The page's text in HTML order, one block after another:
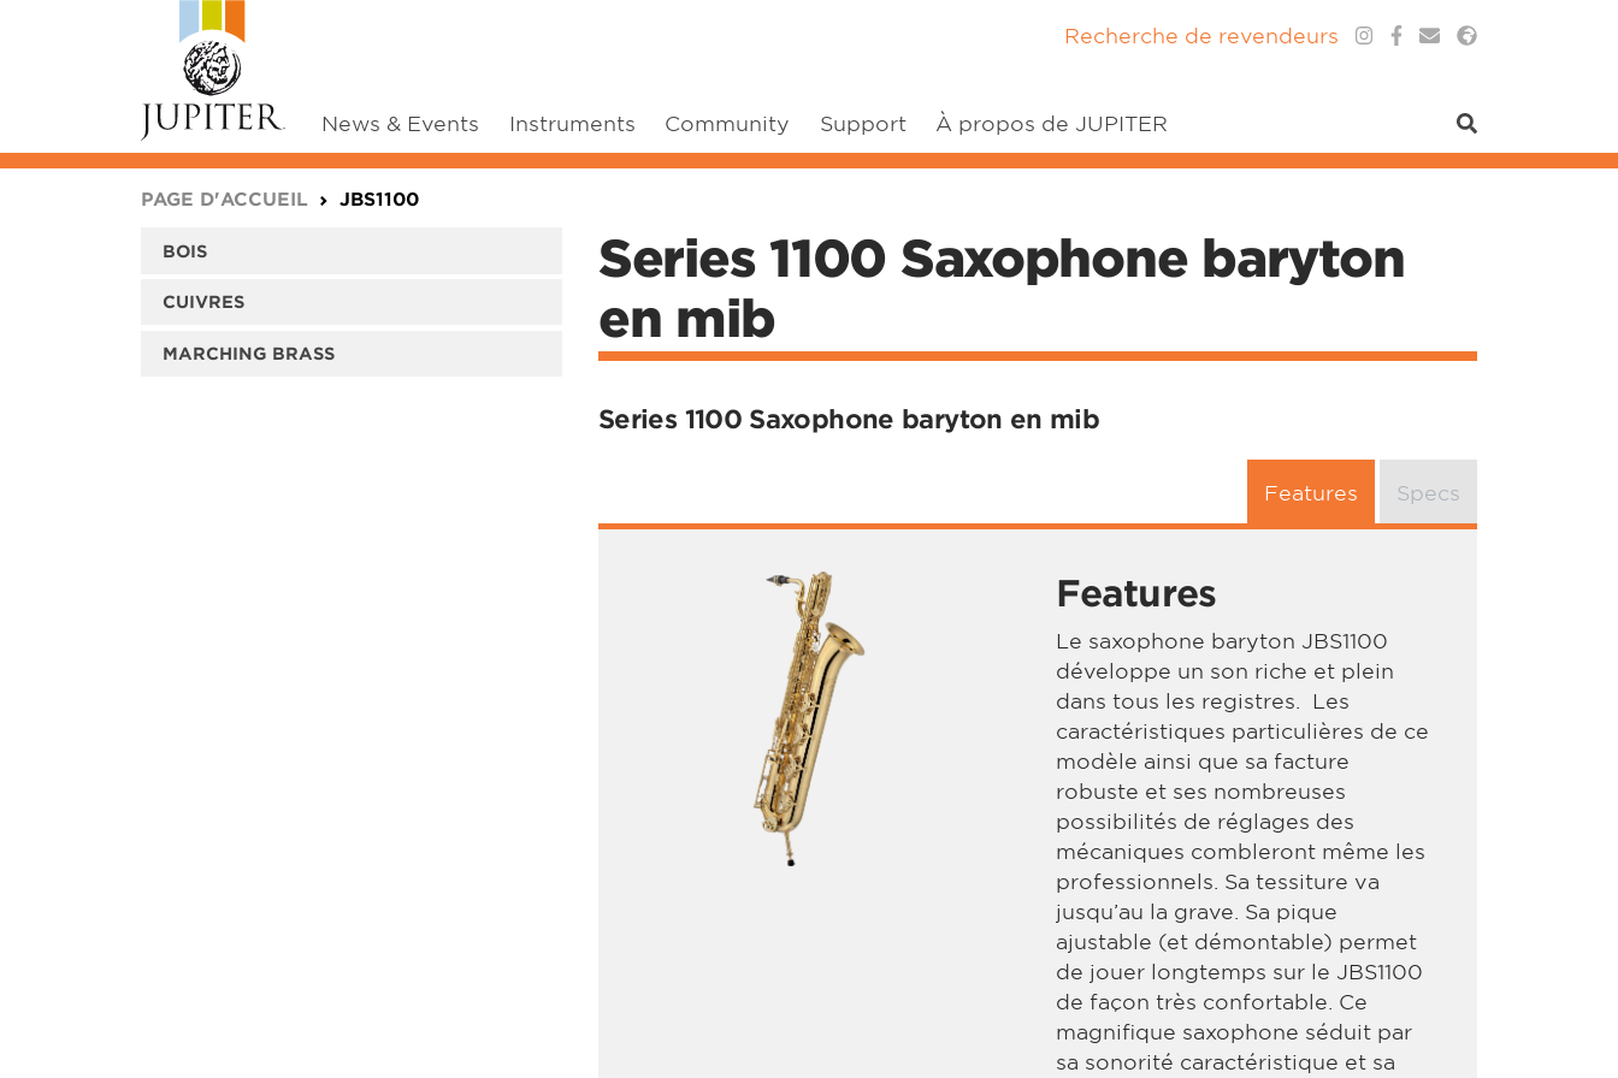
News & Events Instruments Community Support À propos de JUPITER
Recherche de revendeurs
PAGE D'ACCUEIL JBS1100
BOIS
CUIVRES
MARCHING BRASS
Series 1100 Saxophone baryton
en mib
Series 1100 Saxophone baryton en mib
Features Specs
Features
Le saxophone baryton JBS1100
développe un son riche et plein
dans tous les registres. Les
caractéristiques particulières de ce
modèle ainsi que sa facture
robuste et ses nombreuses
possibilités de réglages des
mécaniques combleront même les
professionnels. Sa tessiture va
jusqu’au la grave. Sa pique
ajustable (et démontable) permet
de jouer longtemps sur le JBS1100
de façon très confortable. Ce
magnifique saxophone séduit par
sa sonorité caractéristique et sa